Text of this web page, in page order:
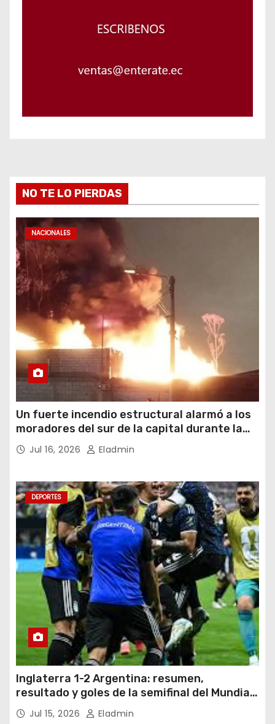
NO TE LO PIERDAS
NACIONALES
Un fuerte incendio estructural alarmó a los
moradores del sur de la capital durante la
noche del miércoles 15 de julio de 2026
Jul 16, 2026 Eladmin
DEPORTES
Inglaterra 1-2 Argentina: resumen,
resultado y goles de la semifinal del Mundial
2026Jul 15, 2026 Eladmin